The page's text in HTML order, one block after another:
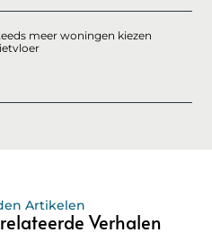
meer woningen kiezen
Artikelen
Verhalen